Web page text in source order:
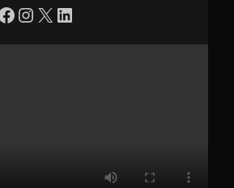
Instagram X LinkedIn